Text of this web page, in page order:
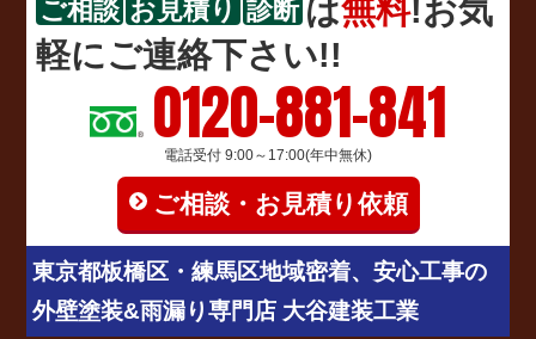
ご相談 お見積り 診断 は無料!お気
軽にご連絡下さい!!
0120-881-841
電話受付 9:00～17:00(年中無休)
ご相談・お見積り依頼
東京都板橋区・練馬区地域密着、安心工事の
外壁塗装&雨漏り専門店 大谷建装工業